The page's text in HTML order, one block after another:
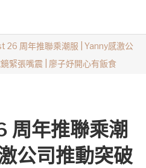
26 周年推聯乘潮服 | Yanny感激公
緊張嘴震 | 廖子妤開心有飯食
周年推聯乘潮
公司推動突破